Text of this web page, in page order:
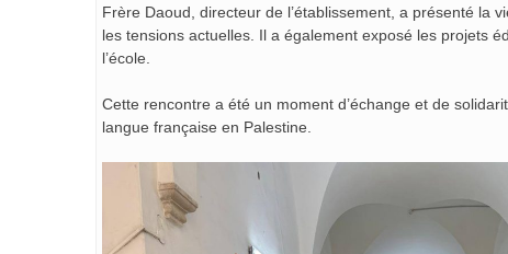
Frère Daoud, directeur de l’établissement, a présenté la
les tensions actuelles. Il a également exposé les projets
l’école.
Cette rencontre a été un moment d’échange et de
langue française en Palestine.